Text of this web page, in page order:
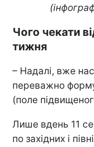
Чого чекати
тижня
– Надалі, вже
переважно
(поле
Лише вдень 11
по західних і